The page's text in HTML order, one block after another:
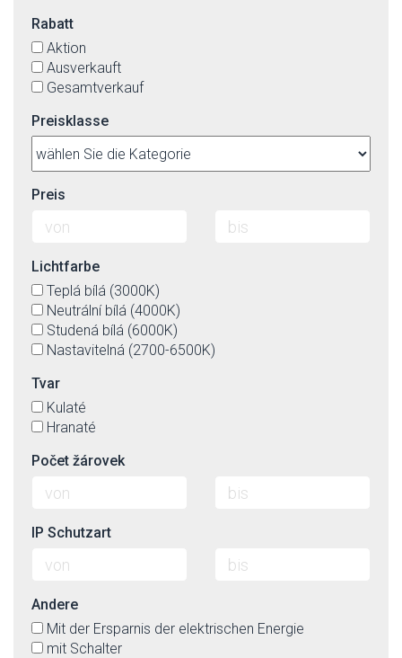
Rabatt
Aktion
Ausverkauft
Gesamtverkauf
Preisklasse
Preis
Lichtfarbe
Teplá bílá (3000K)
Neutrální bílá (4000K)
Studená bílá (6000K)
Nastavitelná (2700-6500K)
Tvar
Kulaté
Hranaté
Počet žárovek
IP Schutzart
Andere
Mit der Ersparnis der elektrischen Energie
mit Schalter